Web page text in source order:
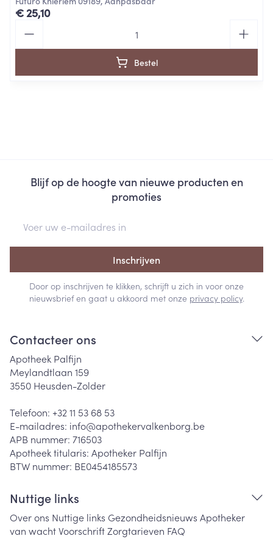
€ 25,10
Bestel
Blijf op de hoogte van nieuwe producten en
promoties
Inschrijven
Door op inschrijven te klikken, schrijft u zich in voor onze
nieuwsbrief en gaat u akkoord met onze privacy policy.
Contacteer ons
Apotheek Palfijn
Meylandtlaan 159
3550 Heusden-Zolder
Telefoon: +32 11 53 68 53
E-mailadres: info@apothekervalkenborg.be
APB nummer: 716503
Apotheek titularis: Apotheker Palfijn
BTW nummer: BE0454185573
Nuttige links
Over ons Nuttige links Gezondheidsnieuws Apotheker
van wachtVoorschriftZorgtarieven FAQ